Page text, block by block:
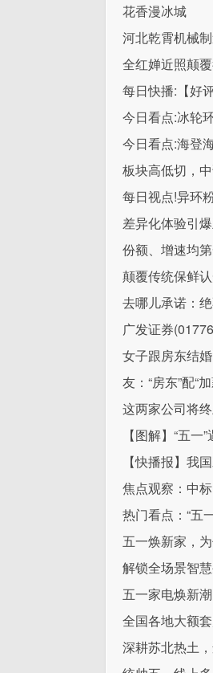
花香漫冰城
河北乾霄机械
全红婵近照颠
每日快播:【好
今日看点:冰轮
今日看点:海登
板块高低切，
每日视点!异环
差异化体验引
份额、增速均
颠覆传统保鲜
去哪儿承诺：
广发证券
女子跟房东结
友：“房东”配“
这两家公司将
【图解】“五
【快播报】我
焦点观察：中
热门看点：“五
五一焕新家，
解锁全场景智
五一家电焕新
全国各地大额
深耕苏北热土